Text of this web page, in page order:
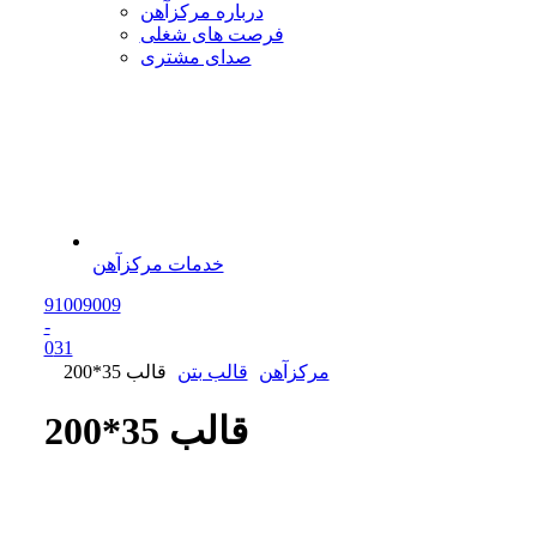
درباره مرکزآهن
فرصت های شغلی
صدای مشتری
خدمات مرکزآهن
91009009
-
031
مرکزآهن
قالب بتن قالب 35*200
قالب 35*200